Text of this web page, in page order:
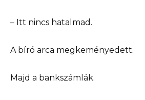
– Itt nincs hatalmad.
A bíró arca megkeményedett.
Majd a bankszámlák.